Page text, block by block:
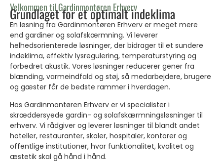
Velkommen til Gardinmontøren Erhverv
Grundlaget for et optimalt indeklima
En løsning fra Gardinmontøren Erhverv er meget mere
end gardiner og solafskærmning. Vi leverer
helhedsorienterede løsninger, der bidrager til et sundere
indeklima, effektiv lysregulering, temperaturstyring og
forbedret akustik. Vores løsninger reducerer gener fra
blænding, varmeindfald og støj, så medarbejdere, brugere
og gæster får de bedste rammer i hverdagen.
Hos Gardinmontøren Erhverv er vi specialister i
skræddersyede gardin- og solafskærmningsløsninger til
erhverv. Vi rådgiver og leverer løsninger til blandt andet
hoteller, restauranter, skoler, hospitaler, kontorer og
offentlige institutioner, hvor funktionalitet, kvalitet og
æstetik skal gå hånd i hånd.